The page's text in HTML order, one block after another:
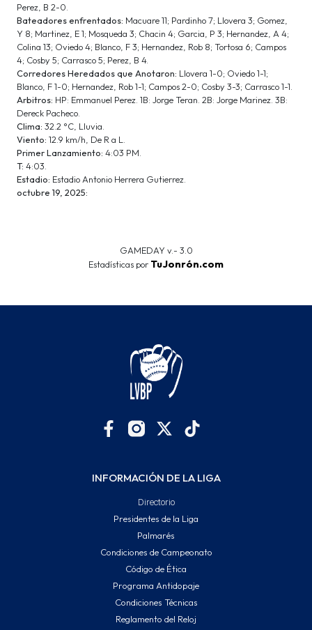
Perez, B 2-0.
Bateadores enfrentados: Macuare 11; Pardinho 7; Llovera 3; Gomez,
Y 8; Martinez, E 1; Mosqueda 3; Chacin 4; Garcia, P 3; Hernandez, A 4;
Colina 13; Oviedo 4; Blanco, F 3; Hernandez, Rob 8; Tortosa 6; Campos
4; Cosby 5; Carrasco 5; Perez, B 4.
Corredores Heredados que Anotaron: Llovera 1-0; Oviedo 1-1;
Blanco, F 1-0; Hernandez, Rob 1-1; Campos 2-0; Cosby 3-3; Carrasco 1-1.
Arbitros: HP: Emmanuel Perez. 1B: Jorge Teran. 2B: Jorge Marinez. 3B:
Dereck Pacheco.
Clima: 32.2 °C, Lluvia.
Viento: 12.9 km/h, De R a L.
Primer Lanzamiento: 4:03 PM.
T: 4:03.
Estadio: Estadio Antonio Herrera Gutierrez.
octubre 19, 2025:
GAMEDAY v.- 3.0
Estadísticas por TuJonrón.com
INFORMACIÓN DE LA LIGA
Directorio
Presidentes de la Liga
Palmarés
Condiciones de Campeonato
Código de Ética
Programa Antidopaje
Condiciones Técnicas
Reglamento del Reloj